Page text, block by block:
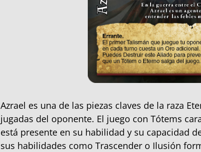
Azrael es una de las piezas claves de la raza
jugadas del oponente. El juego con Tótems
está presente en su habilidad y su capacidad
sus habilidades como Trascender o Ilusión